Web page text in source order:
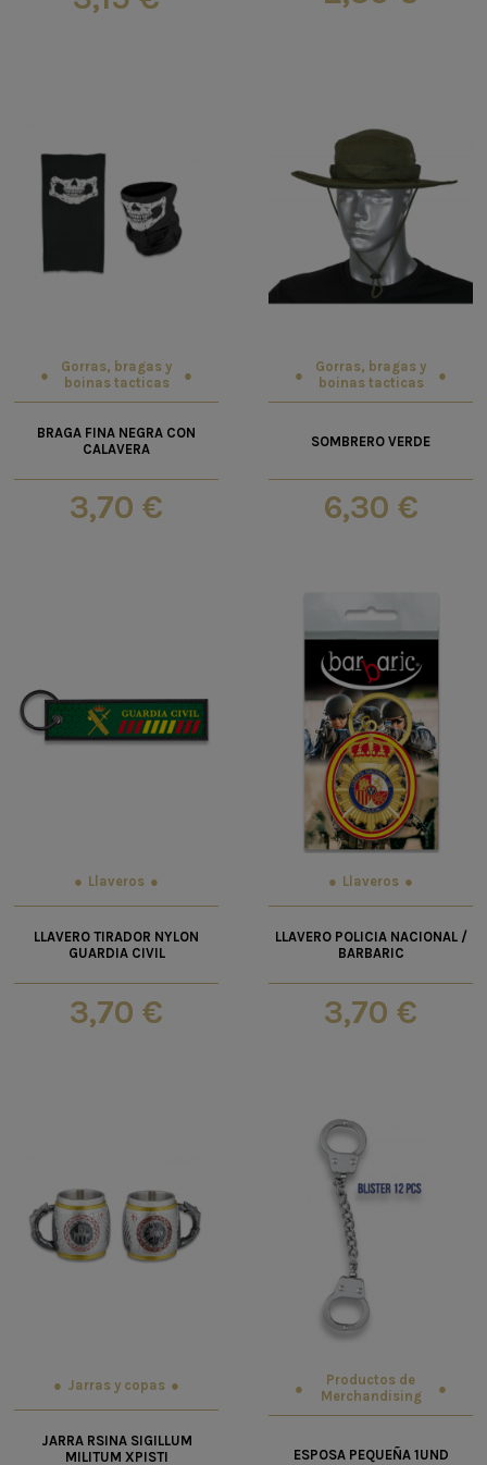
Gorras, bragas y
boinas tacticas
BRAGA FINA NEGRA CON
CALAVERA
3,70 €
Gorras, bragas y
boinas tacticas
SOMBRERO VERDE
6,30 €
Llaveros
LLAVERO TIRADOR NYLON
GUARDIA CIVIL
3,70 €
Llaveros
LLAVERO POLICIA NACIONAL /
BARBARIC
3,70 €
Jarras y copas
JARRA RSINA SIGILLUM
MILITUM XPISTI
Productos de
Merchandising
ESPOSA PEQUEÑA 1UND